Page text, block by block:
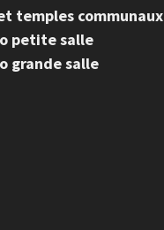
temples communaux
petite salle
grande salle